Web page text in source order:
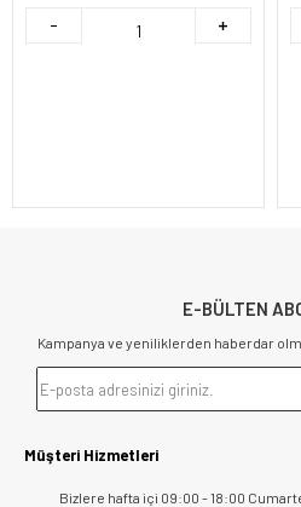
E-BÜLTEN
Kampanya ve yeniliklerden haberdar
Müşteri Hizmetleri
Bizlere hafta içi 09:00 - 18:00